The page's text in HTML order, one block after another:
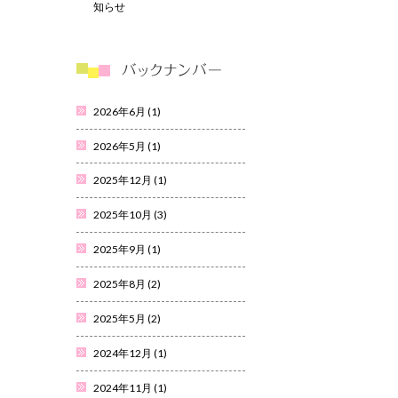
知らせ
2026年6月 (1)
2026年5月 (1)
2025年12月 (1)
2025年10月 (3)
2025年9月 (1)
2025年8月 (2)
2025年5月 (2)
2024年12月 (1)
2024年11月 (1)